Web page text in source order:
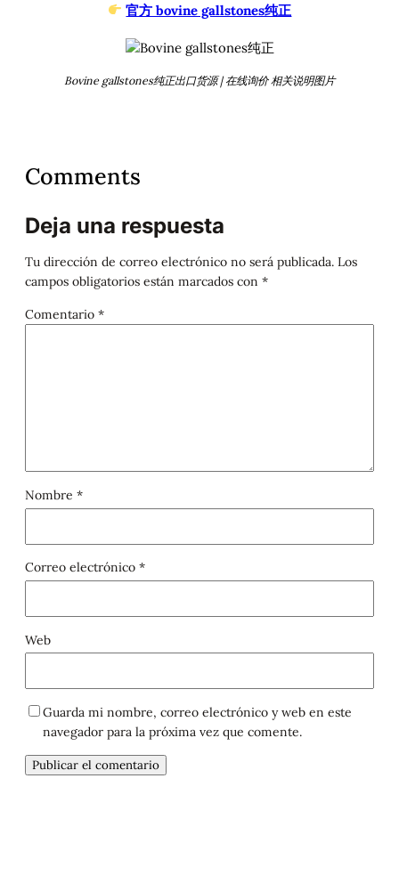
官方 bovine gallstones纯正
Bovine gallstones纯正出口货源 | 在线询价 相关说明图片
Comments
Deja una respuesta
Tu dirección de correo electrónico no será publicada. Los
campos obligatorios están marcados con *
Comentario *
Nombre *
Correo electrónico *
Web
Guarda mi nombre, correo electrónico y web en este
navegador para la próxima vez que comente.